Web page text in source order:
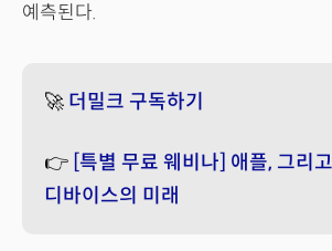
예측된다.
🚀 더밀크 구독하기
👉 [특별 무료 웨비나] 애플, 그리
디바이스의 미래